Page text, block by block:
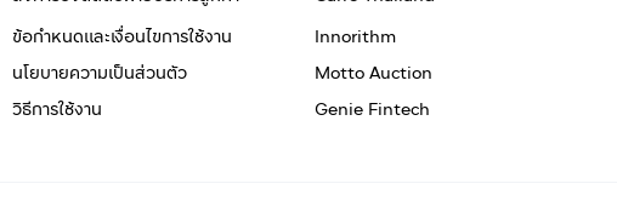
ข้อกำหนดและเงื่อนไขการใช้งาน
นโยบายความเป็นส่วนตัว
วิธีการใช้งาน
Innorithm
Motto Auction
Genie Fintech